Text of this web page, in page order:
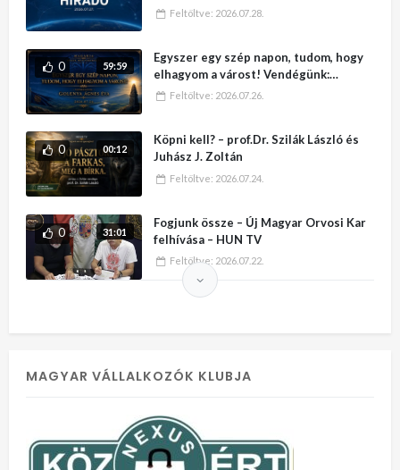
VÁLLALKOZÓI KATALÓGUS
Feltöltve: 2026.07.28.
59:59
0
Egyszer egy szép napon, tudom, hogy
elhagyom a várost! Vendégünk:
Golenya Ágnes Éva – MAGARIA –
Feltöltve: 2026.07.26.
00:12
0
Köpni kell? – prof.Dr. Szilák László és
Juhász J. Zoltán
Feltöltve: 2026.07.24.
31:01
0
Fogjunk össze – Új Magyar Orvosi Kar
felhívása – HUN TV
Feltöltve: 2026.07.22.
MAGYAR VÁLLALKOZÓK KLUBJA